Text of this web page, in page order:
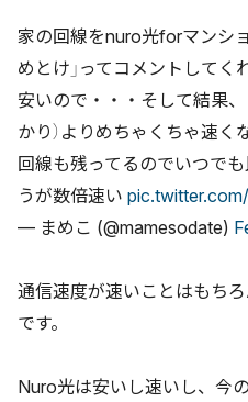
家の回線をnuro光forマンシ
めとけ」ってコメントして
安いので・・・そして結果
かり）よりめちゃくちゃ速
回線も残ってるのでいつで
うが数倍速い
— まめこ (@mamesodate)
通信速度が速いことはもちろ
です。
Nuro光は安いし速いし、今